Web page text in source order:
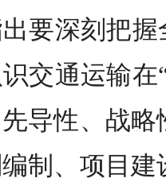
要深刻把
交通运输
导性、战
制、项目